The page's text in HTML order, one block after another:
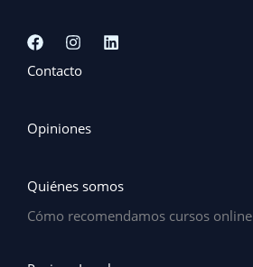
Contacto
Opiniones
Quiénes somos
Cómo recomendamos cursos online